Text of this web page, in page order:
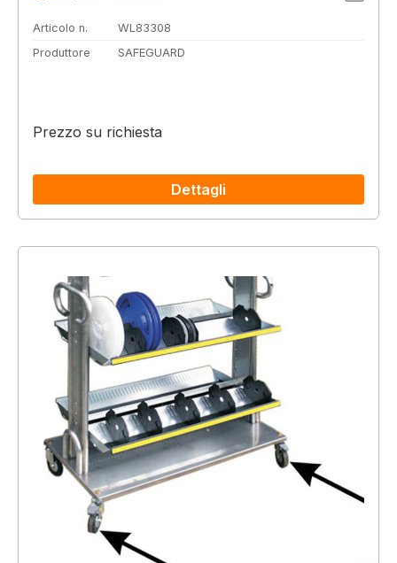
Articolo n.
WL83308
Produttore
SAFEGUARD
Prezzo su richiesta
Dettagli